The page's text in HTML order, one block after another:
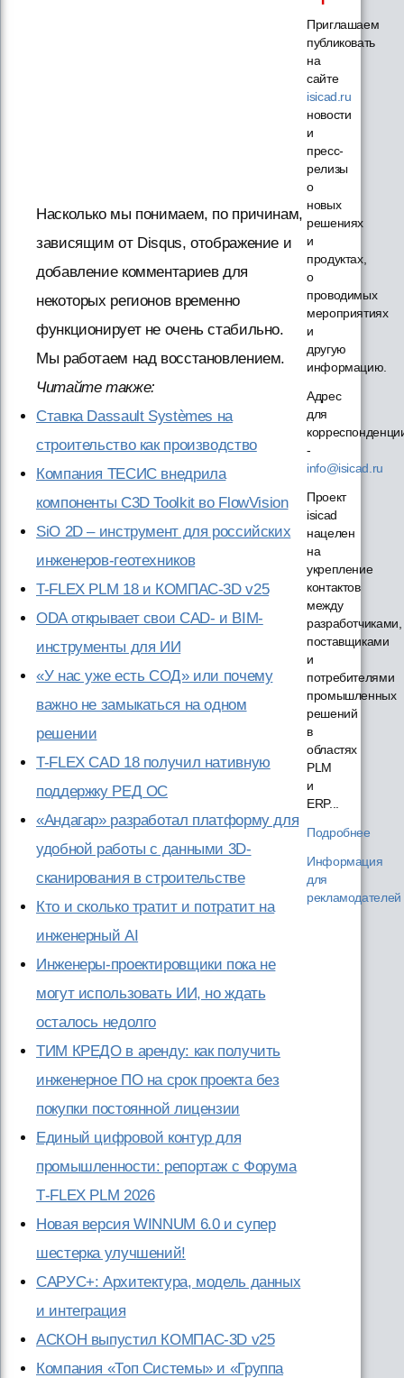
Насколько мы понимаем, по причинам,
зависящим от Disqus, отображение и
добавление комментариев для
некоторых регионов временно
функционирует не очень стабильно.
Мы работаем над восстановлением.
Читайте также:
Ставка Dassault Systèmes на
строительство как производство
Компания ТЕСИС внедрила
компоненты C3D Toolkit во FlowVision
SiO 2D – инструмент для российских
инженеров-геотехников
T-FLEX PLM 18 и КОМПАС-3D v25
ODA открывает свои CAD- и BIM-
инструменты для ИИ
«У нас уже есть СОД» или почему
важно не замыкаться на одном
решении
T-FLEX CAD 18 получил нативную
поддержку РЕД ОС
«Андагар» разработал платформу для
удобной работы с данными 3D-
сканирования в строительстве
Кто и сколько тратит и потратит на
инженерный AI
Инженеры-проектировщики пока не
могут использовать ИИ, но ждать
осталось недолго
ТИМ КРЕДО в аренду: как получить
инженерное ПО на срок проекта без
покупки постоянной лицензии
Единый цифровой контур для
промышленности: репортаж с Форума
T‑FLEX PLM 2026
Новая версия WINNUM 6.0 и супер
шестерка улучшений!
САРУС+: Архитектура, модель данных
и интеграция
АСКОН выпустил КОМПАС-3D v25
Компания «Топ Системы» и «Группа
Приглашаем
публиковать
на
сайте
isicad.ru
новости
и
пресс-
релизы
о
новых
решениях
и
продуктах,
о
проводимых
мероприятиях
и
другую
информацию.
Адрес
для
-
info@isicad.ru
Проект
isicad
нацелен
на
укрепление
контактов
между
разработчиками,
поставщиками
и
потребителями
промышленных
решений
в
областях
PLM
и
ERP...
Подробнее
Информация
для
рекламодателей